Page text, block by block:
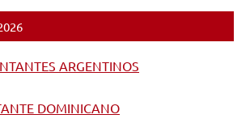
ARGENTINOS
DOMINICANO